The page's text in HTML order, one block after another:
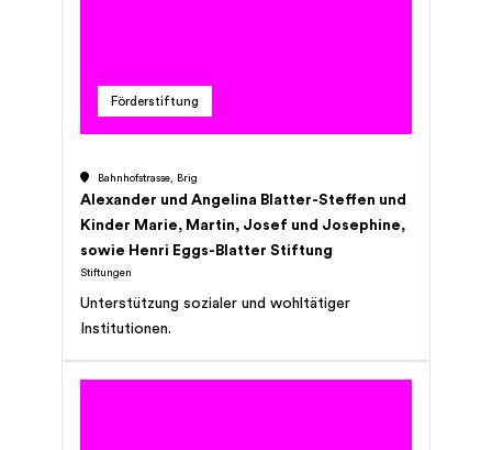
Förderstiftung
Bahnhofstrasse, Brig
Alexander und Angelina Blatter-Steffen und
Kinder Marie, Martin, Josef und Josephine,
sowie Henri Eggs-Blatter Stiftung
Stiftungen
Unterstützung sozialer und wohltätiger
Institutionen.